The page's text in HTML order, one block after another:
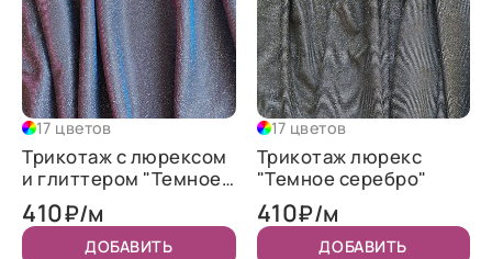
17 цветов
Трикотаж c люрексом
и глиттером "Темное
серебро-хамелеон
фуксия"
410₽/м
ДОБАВИТЬ
17 цветов
Трикотаж люрекс
"Темное серебро"
410₽/м
ДОБАВИТЬ